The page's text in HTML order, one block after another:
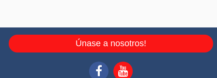
Únase a nosotros!